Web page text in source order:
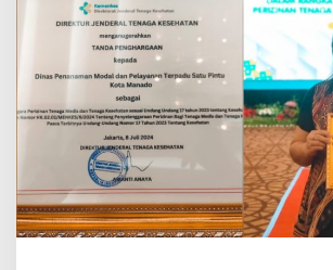
n
r
g
n
S
e
b